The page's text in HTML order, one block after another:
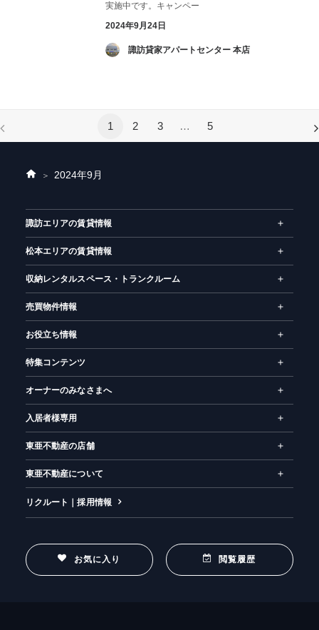
実施中です。キャンペー
2024年9月24日
­ 諏訪貸家アパートセンター 本店
1 2 3 … 5
ホ
2024年9月
諏訪エリアの賃貸情報
松本エリアの賃貸情報
収納レンタルスペース・トランクルーム
売買物件情報
お役立ち情報
特集コンテンツ
オーナーのみなさまへ
入居者様専用
東亜不動産の店舗
東亜不動産について
リクルート｜採用情報
お気に入り 閲覧履歴